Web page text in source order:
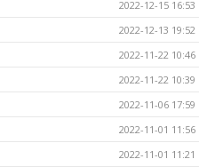
2022-12-15 16:53
2022-12-13 19:52
2022-11-22 10:46
2022-11-22 10:39
2022-11-06 17:59
2022-11-01 11:56
2022-11-01 11:21